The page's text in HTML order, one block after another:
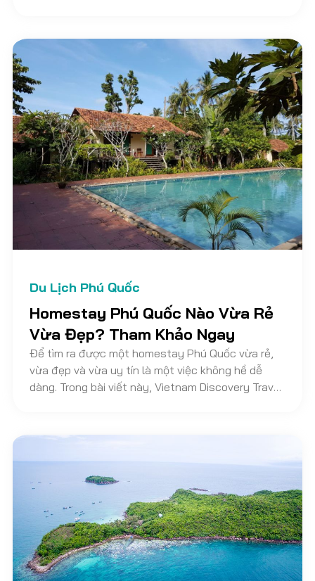
ngọc thiên đường cuốn hút nhiều du khách gần
xa. Đảo Phú Quốc có diện tích khá rộng lớn nên
các công ty du lịch đã chia thành nhiều tour riêng
để khám phá từng khu vực của đảo
Du Lịch Phú Quốc
Homestay Phú Quốc Nào Vừa Rẻ
Vừa Đẹp? Tham Khảo Ngay
Để tìm ra được một homestay Phú Quốc vừa rẻ,
vừa đẹp và vừa uy tín là một việc không hề dễ
dàng. Trong bài viết này, Vietnam Discovery Travel